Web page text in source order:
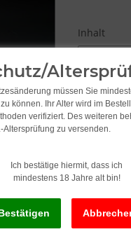
Inhalt
from
Delivery
müssen Sie
können. Ihr Alter wird im
verifiziert. Des weiteren
Altersprüfung zu versenden.
Ich bestätige hiermit, dass ich
mindestens 18 Jahre alt bin!